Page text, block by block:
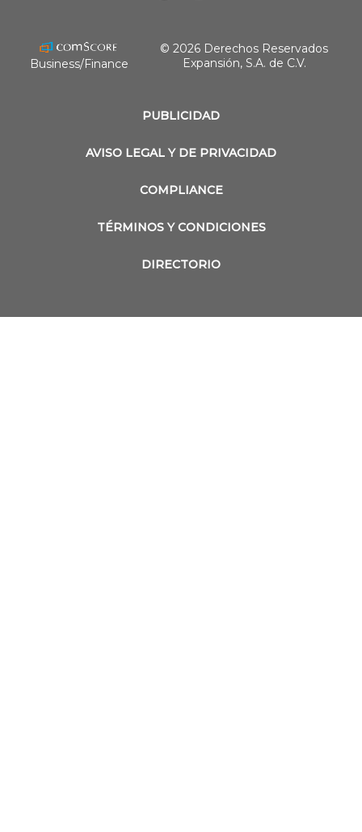
PUBLICIDAD
AVISO LEGAL Y DE PRIVACIDAD
COMPLIANCE
TÉRMINOS Y CONDICIONES
DIRECTORIO
Business/Finance
© 2026 Derechos Reservados
Expansión, S.A. de C.V.